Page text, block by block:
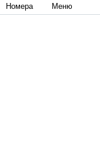
Номера Меню